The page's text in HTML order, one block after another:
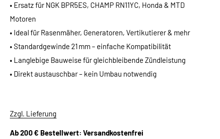
• Ersatz für NGK BPR5ES, CHAMP RN11YC, Honda & MTD
Motoren
• Ideal für Rasenmäher, Generatoren, Vertikutierer & mehr
• Standardgewinde 21 mm – einfache Kompatibilität
• Langlebige Bauweise für gleichbleibende Zündleistung
• Direkt austauschbar – kein Umbau notwendig
Zzgl. Lieferung
Ab 200 € Bestellwert: Versandkostenfrei